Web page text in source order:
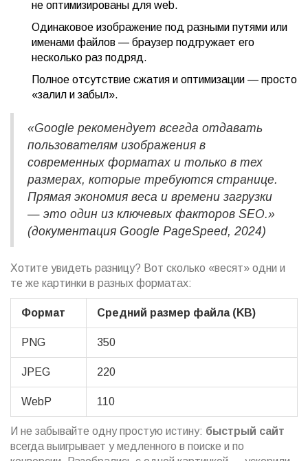
не оптимизированы для web.
Одинаковое изображение под разными путями или
именами файлов — браузер подгружает его
несколько раз подряд.
Полное отсутствие сжатия и оптимизации — просто
«залил и забыл».
«Google рекомендует всегда отдавать
пользователям изображения в
современных форматах и только в тех
размерах, которые требуются странице.
Прямая экономия веса и времени загрузки
— это один из ключевых факторов SEO.»
(документация Google PageSpeed, 2024)
Хотите увидеть разницу? Вот сколько «весят» одни и
те же картинки в разных форматах:
Формат Средний размер файла (KB)
PNG 350
JPEG 220
WebP 110
И не забывайте одну простую истину: быстрый сайт
всегда выигрывает у медленного в поиске и по